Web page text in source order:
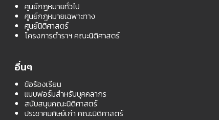
ศูนย์กฎหมายทั่วไป
ศูนย์กฎหมายเฉพาะทาง
ศูนย์นิติศาสตร์
โครงการตำราฯ คณะนิติศาสตร์
อื่นๆ
ข้อร้องเรียน
แบบฟอร์มสำหรับบุคคลากร
สนับสนุนคณะนิติศาสตร์
ประชาคมศิษย์เก่า คณะนิติศาสตร์